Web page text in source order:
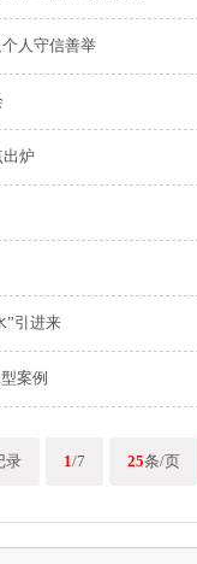
人守信善举
出炉
”引进来
案例
录 1/7 25条/页